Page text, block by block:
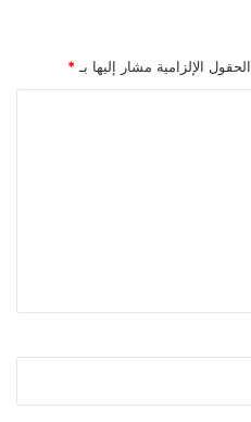
الحقول الإلزامية مشار إليها بـ *